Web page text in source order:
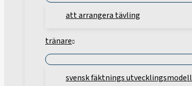
att arrangera tävling
tränare
svensk fäktnings utvecklingsmodell